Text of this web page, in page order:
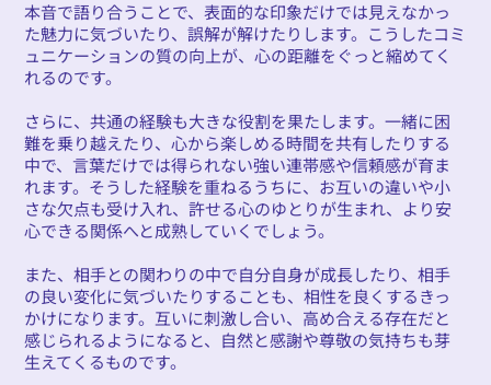
本音で語り合うことで、表面的な印象だけでは見えなかっ
た魅力に気づいたり、誤解が解けたりします。こうしたコミ
ュニケーションの質の向上が、心の距離をぐっと縮めてく
れるのです。
さらに、共通の経験も大きな役割を果たします。一緒に困
難を乗り越えたり、心から楽しめる時間を共有したりする
中で、言葉だけでは得られない強い連帯感や信頼感が育ま
れます。そうした経験を重ねるうちに、お互いの違いや小
さな欠点も受け入れ、許せる心のゆとりが生まれ、より安
心できる関係へと成熟していくでしょう。
また、相手との関わりの中で自分自身が成長したり、相手
の良い変化に気づいたりすることも、相性を良くするきっ
かけになります。互いに刺激し合い、高め合える存在だと
感じられるようになると、自然と感謝や尊敬の気持ちも芽
生えてくるものです。